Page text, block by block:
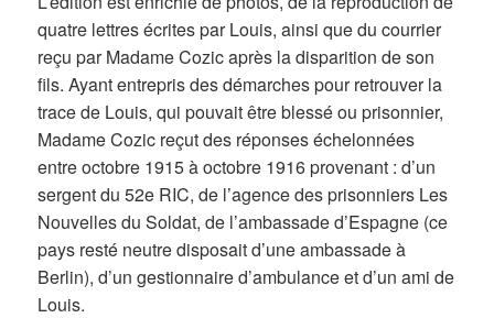
quatre lettres écrites par Louis, ainsi que du courrier
reçu par Madame Cozic après la disparition de son
fils. Ayant entrepris des démarches pour retrouver la
trace de Louis, qui pouvait être blessé ou prisonnier,
Madame Cozic reçut des réponses échelonnées
entre octobre 1915 à octobre 1916 provenant : d’un
sergent du 52e RIC, de l’agence des prisonniers Les
Nouvelles du Soldat, de l’ambassade d’Espagne (ce
pays resté neutre disposait d’une ambassade à
Berlin), d’un gestionnaire d’ambulance et d’un ami de
Louis.